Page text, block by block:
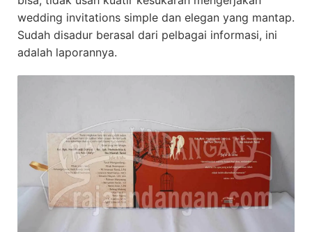
wedding invitations simple dan elegan yang mantap.
Sudah disadur berasal dari pelbagai informasi, ini
adalah laporannya.